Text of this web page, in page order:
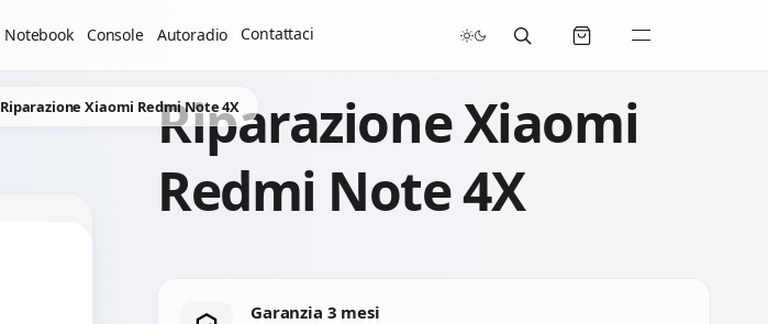
Notebook Console Autoradio Contattaci
Riparazione Xiaomi Redmi Note 4XRiparazione Xiaomi
Redmi Note 4X
Garanzia 3 mesi